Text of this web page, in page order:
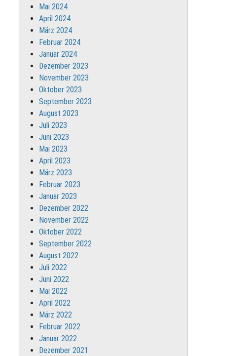
Mai 2024
April 2024
März 2024
Februar 2024
Januar 2024
Dezember 2023
November 2023
Oktober 2023
September 2023
August 2023
Juli 2023
Juni 2023
Mai 2023
April 2023
März 2023
Februar 2023
Januar 2023
Dezember 2022
November 2022
Oktober 2022
September 2022
August 2022
Juli 2022
Juni 2022
Mai 2022
April 2022
März 2022
Februar 2022
Januar 2022
Dezember 2021